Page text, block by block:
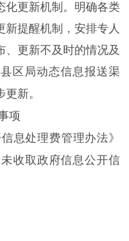
化更新机制。明确各类
提醒机制，安排专人
、更新不及时的情况及
区局动态信息报送渠
新。
项
息处理费管理办法》
未收取政府信息公开信